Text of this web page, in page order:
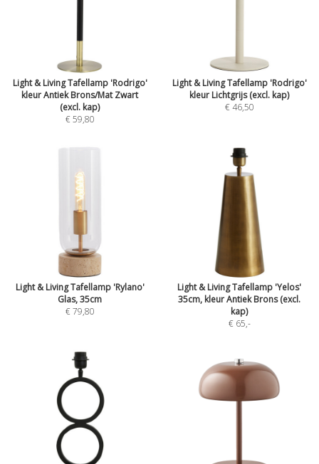
Light & Living Tafellamp 'Rodrigo'
kleur Antiek Brons/Mat Zwart
(excl. kap)
€ 59,80
Light & Living Tafellamp 'Rodrigo'
kleur Lichtgrijs (excl. kap)
€ 46,50
Light & Living Tafellamp 'Rylano'
Glas, 35cm
€ 79,80
Light & Living Tafellamp 'Yelos'
35cm, kleur Antiek Brons (excl.
kap)
€ 65,-